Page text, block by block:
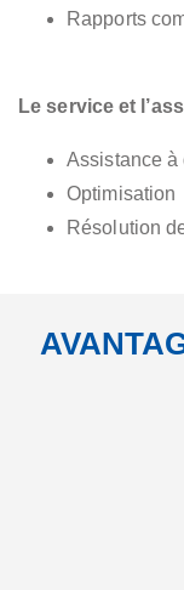
Rapports
Le service et
Assistance à
Optimisation
Résolution